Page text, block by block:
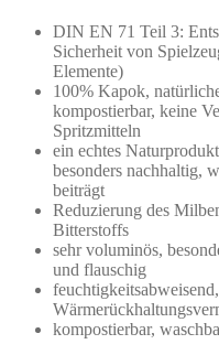
DIN EN 71 Teil 3:
Sicherheit von
Elemente)
100% Kapok,
kompostierbar, keine
Spritzmitteln
ein echtes
besonders nachhaltig,
beiträgt
Reduzierung des
Bitterstoffs
sehr voluminös,
und flauschig
kompostierbar,